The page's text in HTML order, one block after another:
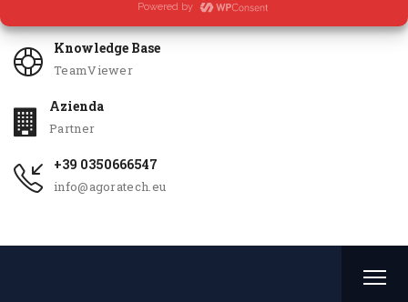
Knowledge Base
TeamViewer
Azienda
Partner
+39 0350666547
info@agoratech.eu